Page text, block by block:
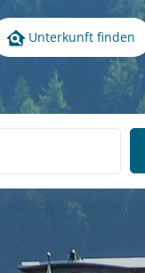
Unterkunft finden